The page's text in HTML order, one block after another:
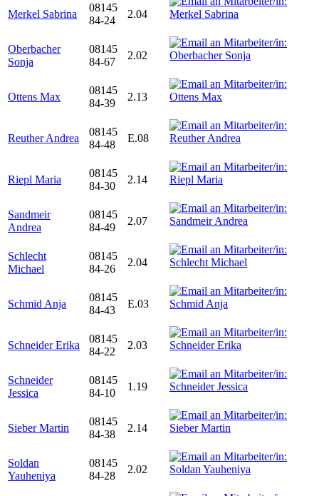
Merkel Sabrina
08145
84-24
2.04
Oberbacher
Sonja
08145
84-67
2.02
Ottens Max
08145
84-39
2.13
Reuther Andrea
08145
84-48
E.08
Riepl Maria
08145
84-30
2.14
Sandmeir
Andrea
08145
84-49
2.07
Schlecht
Michael
08145
84-26
2.04
Schmid Anja
08145
84-43
E.03
Schneider Erika
08145
84-22
2.03
Schneider
Jessica
08145
84-10
1.19
Sieber Martin
08145
84-38
2.14
Soldan
Yauheniya
08145
84-28
2.02